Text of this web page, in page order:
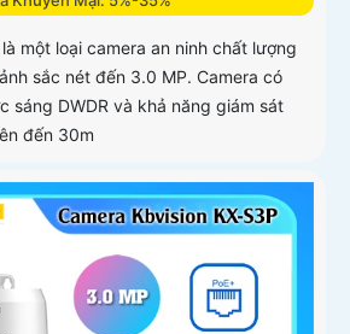
một loại camera an ninh chất lượng
sắc nét đến 3.0 MP. Camera có
sáng DWDR và khả năng giám sát
đến 30m